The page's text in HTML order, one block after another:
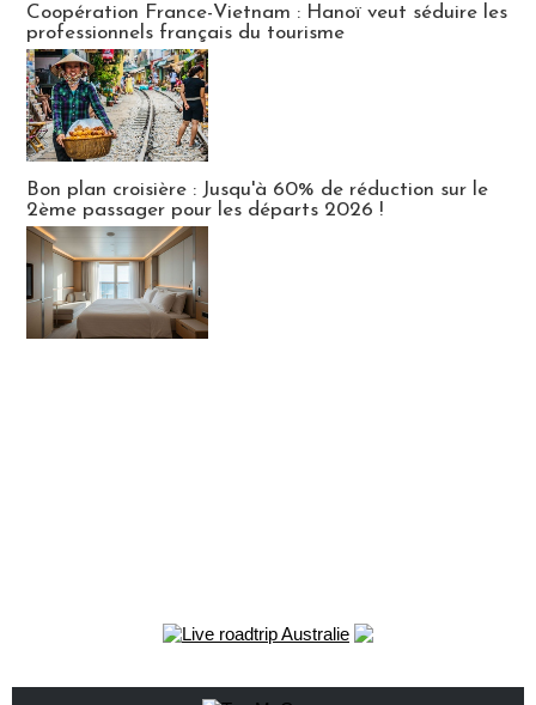
Coopération France-Vietnam : Hanoï veut séduire les
professionnels français du tourisme
Bon plan croisière : Jusqu'à 60% de réduction sur le
2ème passager pour les départs 2026 !